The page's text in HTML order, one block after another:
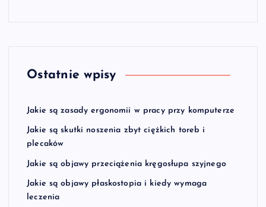
Ostatnie wpisy
Jakie są zasady ergonomii w pracy przy komputerze
Jakie są skutki noszenia zbyt ciężkich toreb i
plecaków
Jakie są objawy przeciążenia kręgosłupa szyjnego
Jakie są objawy płaskostopia i kiedy wymaga
leczenia